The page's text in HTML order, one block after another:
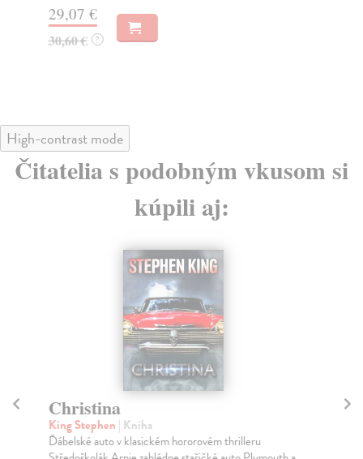
29,07 €
30,60 € ?
High-contrast mode
Čitatelia s podobným vkusom si
kúpili aj:
Christina
King Stephen | Kniha
Ďábelské auto v klasickém hororovém thrilleru